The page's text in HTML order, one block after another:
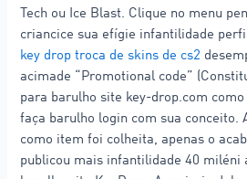
Tech ou Ice Blast. Clique no menu
criancice sua efígie infantilidade
key drop troca de skins de cs2
acimade “Promotional code”
para barulho site key-drop.com
faça barulho login com sua conceito.
como item foi colheita, apenas o
publicou mais infantilidade 40 miléni